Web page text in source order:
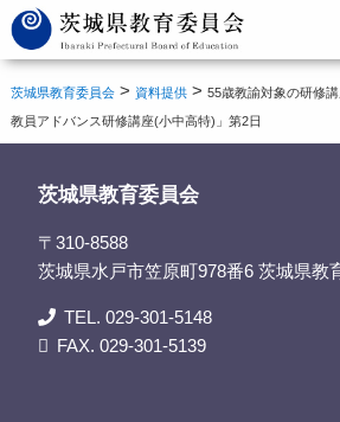
茨城県教育委員会 > 資料提供 >55歳教諭対象の研修
教員アドバンス研修講座(小中高特)」第2日
茨城県教育委員会
〒310-8588
茨城県水戸市笠原町978番6 茨城県教
TEL. 029-301-5148
FAX. 029-301-5139